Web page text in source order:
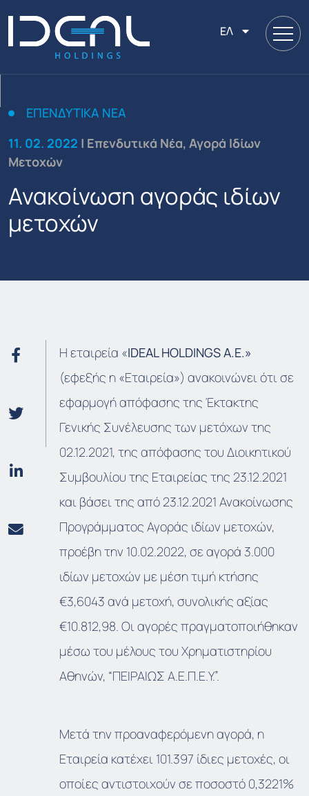
ΕΛ
ΕΠΕΝΔΥΤΙΚΆ ΝΈΑ
11. 02. 2022 | Επενδυτικά Νέα, Αγορά Ιδίων
Μετοχών
Ανακοίνωση αγοράς ιδίων
μετοχών
Η εταιρεία «IDEAL HOLDINGS A.E.»
(εφεξής η «Εταιρεία») ανακοινώνει ότι σε
εφαρμογή απόφασης της Έκτακτης
Γενικής Συνέλευσης των μετόχων της
02.12.2021, της απόφασης του Διοικητικού
Συμβουλίου της Εταιρείας της 23.12.2021
και βάσει της από 23.12.2021 Ανακοίνωσης
Προγράμματος Αγοράς ιδίων μετοχών,
προέβη την 10.02.2022, σε αγορά 3.000
ιδίων μετοχών με μέση τιμή κτήσης
€3,6043 ανά μετοχή, συνολικής αξίας
€10.812,98. Οι αγορές πραγματοποιήθηκαν
μέσω του μέλους του Χρηματιστηρίου
Αθηνών, “ΠΕΙΡΑΙΩΣ Α.Ε.Π.Ε.Υ.”.
Μετά την προαναφερόμενη αγορά, η
Εταιρεία κατέχει 101.397 ίδιες μετοχές, οι
οποίες αντιστοιχούν σε ποσοστό 0,3221%